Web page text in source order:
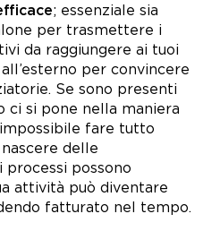
; essenziale sia
per trasmettere i
da raggiungere ai tuoi
per convincere
Se sono presenti
ci si pone nella maniera
fare tutto
delle
processi possono
attività può diventare
fatturato nel tempo.